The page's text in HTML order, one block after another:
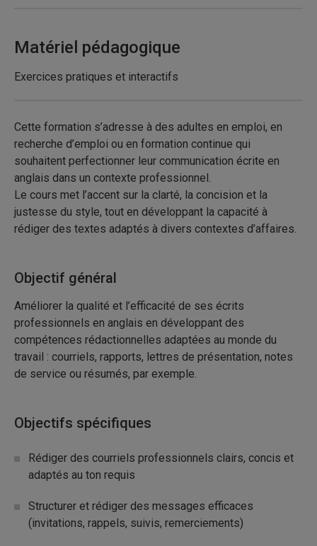
Matériel pédagogique
Exercices pratiques et interactifs
Cette formation s’adresse à des adultes en emploi, en
recherche d’emploi ou en formation continue qui
souhaitent perfectionner leur communication écrite en
anglais dans un contexte professionnel.
Le cours met l’accent sur la clarté, la concision et la
justesse du style, tout en développant la capacité à
rédiger des textes adaptés à divers contextes d’affaires.
Objectif général
Améliorer la qualité et l’efficacité de ses écrits
professionnels en anglais en développant des
compétences rédactionnelles adaptées au monde du
travail : courriels, rapports, lettres de présentation, notes
de service ou résumés, par exemple.
Objectifs spécifiques
Rédiger des courriels professionnels clairs, concis et
adaptés au ton requis
Structurer et rédiger des messages efficaces
(invitations, rappels, suivis, remerciements)